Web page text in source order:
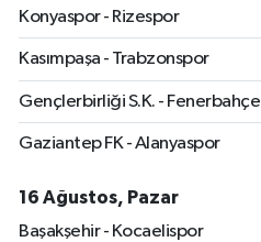
Konyaspor - Rizespor
Kasımpaşa - Trabzonspor
Gençlerbirliği S.K. - Fenerbahçe
Gaziantep FK - Alanyaspor
16 Ağustos, Pazar
Başakşehir - Kocaelispor